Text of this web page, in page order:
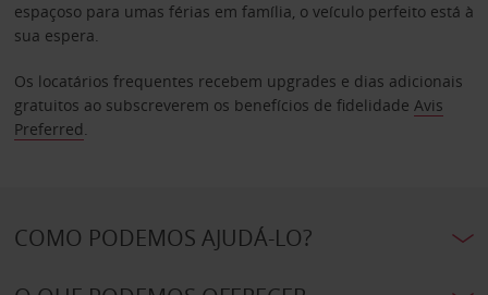
espaçoso para umas férias em família, o veículo perfeito está à
sua espera.
Os locatários frequentes recebem upgrades e dias adicionais
gratuitos ao subscreverem os benefícios de fidelidade Avis
Preferred.
COMO PODEMOS AJUDÁ-LO?